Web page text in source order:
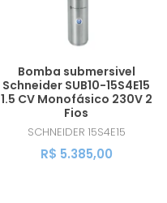
Bomba submersivel
Schneider SUB10-15S4E15
1.5 CV Monofásico 230V 2
Fios
SCHNEIDER 15S4E15
R$ 5.385,00